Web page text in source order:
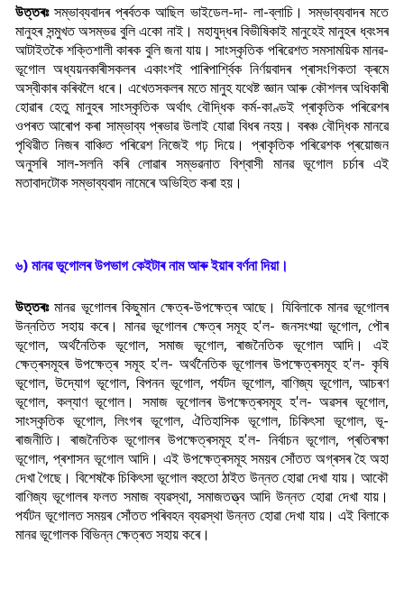
উত্তৰঃসম্ভাব্যবাদৰ প্ৰৰ্বতক আছিল ভাইডেল-দা- লা-ব্লাচি। সম্ভাব্যবাদৰ মতে
মানুহৰ সন্মুখত অসম্ভৱ বুলি একো নাই। মহাযুদ্ধৰ বিভীষিকাই মানুহেই মানুহৰ ধ্বংসৰ
আটাইতকৈ শক্তিশালী কাৰক বুলি জনা যায়। সাংস্কৃতিক পৰিৱেশত সমসাময়িক মানৱ-
ভূগোল অধ্যয়নকাৰীসকলৰ একাংশই পাৰিপাৰ্শ্বিক নিৰ্ণয়বাদৰ প্ৰাসংগিকতা ক্ৰমে
অস্বীকাৰ কৰিবলৈ ধৰে। এখেতসকলৰ মতে মানুহ যথেষ্ট জ্ঞান আৰু কৌশলৰ অধিকাৰী
হোৱাৰ হেতু মানুহৰ সাংস্কৃতিক অৰ্থাৎ বৌদ্ধিক কৰ্ম-কাণ্ডই প্ৰাকৃতিক পৰিৱেশৰ
ওপৰত আৰোপ কৰা সাম্ভাব্য প্ৰভাৱ উলাই যোৱা বিধৰ নহয়। বৰঞ্চ বৌদ্ধিক মানৱে
পৃথিৱীত নিজৰ বাঞ্চিত পৰিৱেশ নিজেই গঢ় দিয়ে। প্ৰাকৃতিক পৰিৱেশক প্ৰয়োজন
অনুসৰি সাল-সলনি কৰি লোৱাৰ সম্ভৱনাত বিশ্বাসী মানৱ ভূগোল চৰ্চাৰ এই
মতাবাদটোক সম্ভাব্যবাদ নামেৰে অভিহিত কৰা হয়।
৬) মানৱ ভূগোলৰ উপভাগ কেইটাৰ নাম আৰু ইয়াৰ বৰ্ণনা দিয়া।
উত্তৰঃমানৱ ভূগোলৰ কিছুমান ক্ষেত্ৰ-উপক্ষেত্ৰ আছে। যিবিলাকে মানৱ ভূগোলৰ
উন্নতিত সহায় কৰে। মানৱ ভূগোলৰ ক্ষেত্ৰ সমূহ হ'ল- জনসংখ্য়া ভূগোল, পৌৰ
ভূগোল, অৰ্থনৈতিক ভূগোল, সমাজ ভূগোল, ৰাজনৈতিক ভূগোল আদি। এই
ক্ষেত্ৰসমূহৰ উপক্ষেত্ৰ সমূহ হ'ল- অৰ্থনৈতিক ভূগোলৰ উপক্ষেত্ৰসমূহ হ'ল- কৃষি
ভূগোল, উদ্যোগ ভূগোল, বিপনন ভূগোল, পৰ্যটন ভূগোল, বাণিজ্য ভূগোল, আচৰণ
ভূগোল, কল্যাণ ভূগোল। সমাজ ভূগোলৰ উপক্ষেত্ৰসমূহ হ'ল- অৱসৰ ভূগোল,
সাংস্কৃতিক ভূগোল, লিংগৰ ভূগোল, ঐতিহাসিক ভূগোল, চিকিৎসা ভূগোল, ভূ-
ৰাজনীতি। ৰাজনৈতিক ভূগোলৰ উপক্ষেত্ৰসমূহ হ'ল- নিৰ্বাচন ভূগোল, প্ৰতিৰক্ষা
ভূগোল, প্ৰশাসন ভূগোল আদি। এই উপক্ষেত্ৰসমূহ সময়ৰ সোঁতত অগ্ৰসৰ হৈ অহা
দেখা গৈছে। বিশেষকৈ চিকিৎসা ভূগোল বহুতো ঠাইত উন্নত হোৱা দেখা যায়। আকৌ
বাণিজ্য ভূগোলৰ ফলত সমাজ ব্যৱস্থা, সমাজতত্ত্ব আদি উন্নত হোৱা দেখা যায়।
পৰ্যটন ভূগোলত সময়ৰ সোঁতত পৰিবহন ব্যৱস্থা উন্নত হোৱা দেখা যায়। এই বিলাকে
মানৱ ভূগোলক বিভিন্ন ক্ষেত্ৰত সহায় কৰে।